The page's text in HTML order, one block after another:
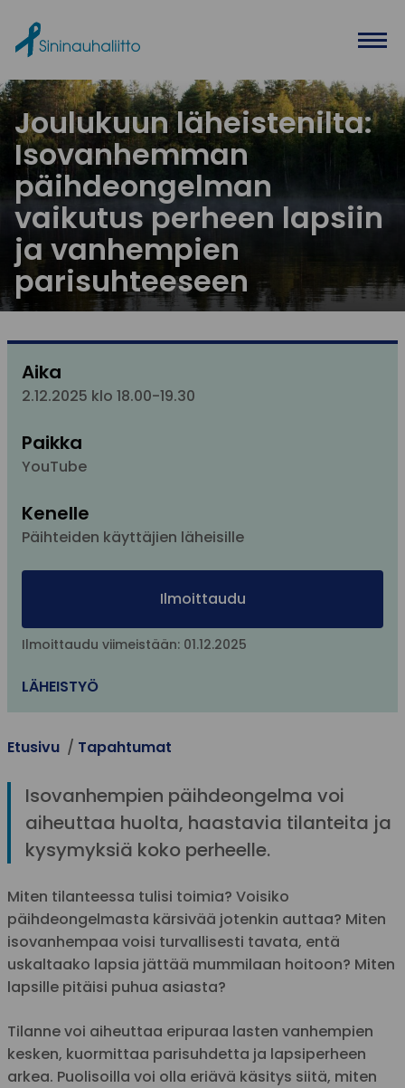
Joulukuun läheistenilta:
Isovanhemman
päihdeongelman
vaikutus perheen lapsiin
ja vanhempien
parisuhteeseen
Aika
2.12.2025 klo 18.00-19.30
Paikka
YouTube
Kenelle
Päihteiden käyttäjien läheisille
Ilmoittaudu
Ilmoittaudu viimeistään: 01.12.2025
LÄHEISTYÖ
Etusivu Tapahtumat
Isovanhempien päihdeongelma voi
aiheuttaa huolta, haastavia tilanteita ja
kysymyksiä koko perheelle.
Miten tilanteessa tulisi toimia? Voisiko
päihdeongelmasta kärsivää jotenkin auttaa? Miten
isovanhempaa voisi turvallisesti tavata, entä
uskaltaako lapsia jättää mummilaan hoitoon? Miten
lapsille pitäisi puhua asiasta?
Tilanne voi aiheuttaa eripuraa lasten vanhempien
kesken, kuormittaa parisuhdetta ja lapsiperheen
arkea. Puolisoilla voi olla eriävä käsitys siitä, miten